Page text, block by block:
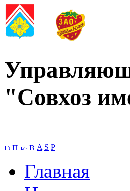
"Совхоз
A S P
Главная